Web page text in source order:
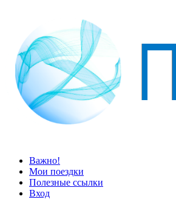
Просто блог
Мир удивительней, чем кажется
Важно!
Мои поездки
Полезные ссылки
Вход